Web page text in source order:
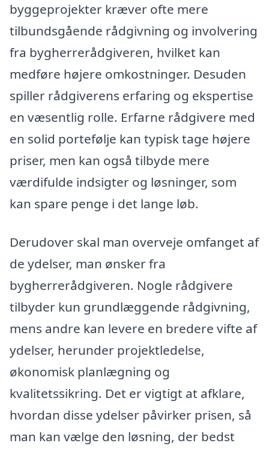
byggeprojekter kræver ofte mere
tilbundsgående rådgivning og involvering
fra bygherrerådgiveren, hvilket kan
medføre højere omkostninger. Desuden
spiller rådgiverens erfaring og ekspertise
en væsentlig rolle. Erfarne rådgivere med
en solid portefølje kan typisk tage højere
priser, men kan også tilbyde mere
værdifulde indsigter og løsninger, som
kan spare penge i det lange løb.
Derudover skal man overveje omfanget af
de ydelser, man ønsker fra
bygherrerådgiveren. Nogle rådgivere
tilbyder kun grundlæggende rådgivning,
mens andre kan levere en bredere vifte af
ydelser, herunder projektledelse,
økonomisk planlægning og
kvalitetssikring. Det er vigtigt at afklare,
hvordan disse ydelser påvirker prisen, så
man kan vælge den løsning, der bedst